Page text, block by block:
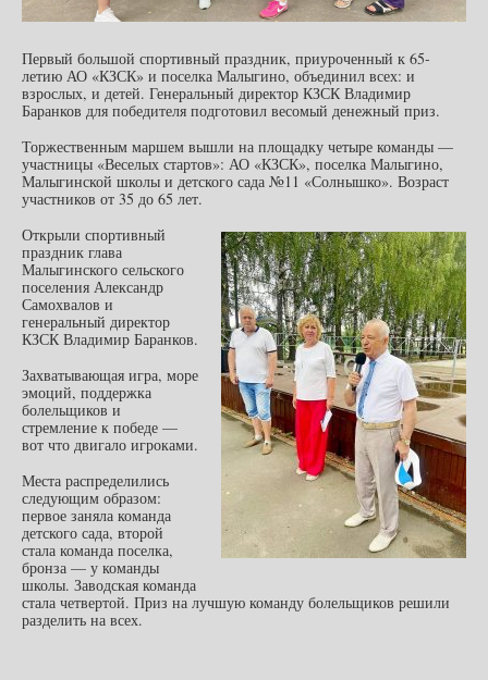
Первый большой спортивный праздник, приуроченный к 65-
летию АО «КЗСК» и поселка Малыгино, объединил всех: и
взрослых, и детей. Генеральный директор КЗСК Владимир
Баранков для победителя подготовил весомый денежный приз.
Торжественным маршем вышли на площадку четыре команды —
участницы «Веселых стартов»: АО «КЗСК», поселка Малыгино,
Малыгинской школы и детского сада №11 «Солнышко». Возраст
участников от 35 до 65 лет.
Открыли спортивный
праздник глава
Малыгинского сельского
поселения Александр
Самохвалов и
генеральный директор
КЗСК Владимир Баранков.
Захватывающая игра, море
эмоций, поддержка
болельщиков и
стремление к победе —
вот что двигало игроками.
Места распределились
следующим образом:
первое заняла команда
детского сада, второй
стала команда поселка,
бронза — у команды
школы. Заводская команда
стала четвертой. Приз на лучшую команду болельщиков решили
разделить на всех.